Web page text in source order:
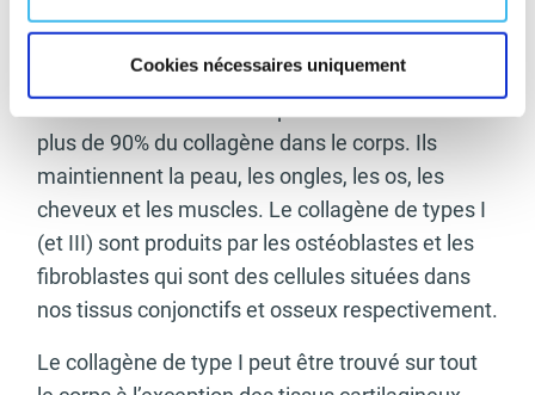
Cookies nécessaires uniquement
regroupés. En effet, ces deux types de collagène
sont les plus abondants et remplissent des
plus de 90% du collagène dans le corps. Ils
maintiennent la peau, les ongles, les os, les
cheveux et les muscles. Le collagène de types I
(et III) sont produits par les ostéoblastes et les
fibroblastes qui sont des cellules situées dans
nos tissus conjonctifs et osseux respectivement.
Le collagène de type I peut être trouvé sur tout